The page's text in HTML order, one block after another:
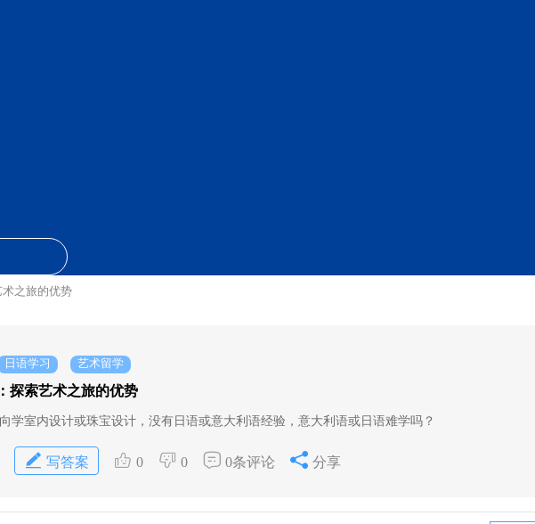
之旅的优势
日语学习 艺术留学
探索艺术之旅的优势
学室内设计或珠宝设计，没有日语或意大利语经验，意大利语或日语难学吗？
写答案 0 0 0条评论 分享